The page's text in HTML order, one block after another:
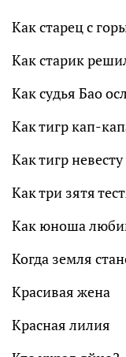
Как старец с
Как старик
Как судья Бао
Как тигр кап-
Как тигр
Как три зятя
Как юноша
Когда земля
Красивая жена
Красная лилия